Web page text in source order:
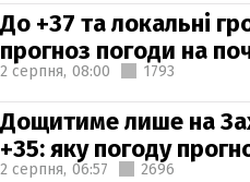
До +37 та локальні
прогноз погоди на
2 серпня, 08:00 1793
Дощитиме лише на
+35: яку погоду
2 серпня, 06:57 2696